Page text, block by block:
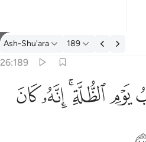
ตัฟซีร: Ash-Shu'ara 26:189
Ash-Shu'ara 189
26:189
انه كان عذاب يوم عظيم ١٨٩
إِنَّهُۥ كَانَ عَذَابَ يَوْمٍ عَظِيمٍ ١٨٩ﱪﱫﱬﱭﱮ